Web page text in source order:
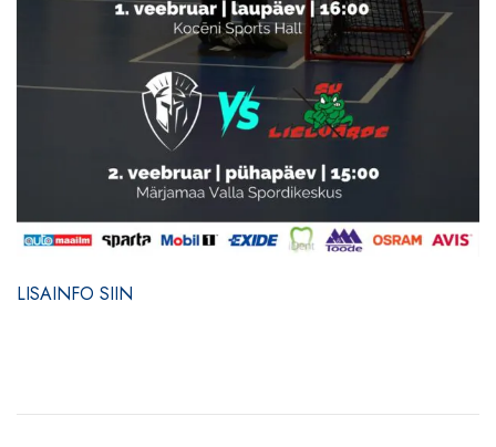
LISAINFO SIIN